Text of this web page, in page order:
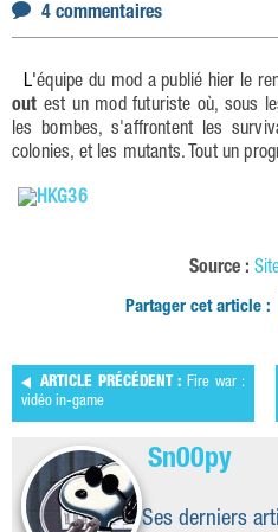
4 commentaires
L'équipe du mod a publié hier le
out est un mod futuriste où, sous
les bombes, s'affrontent les
colonies, et les mutants. Tout un
Source :
Partager cet article :
ARTICLE PRÉCÉDENT : Fire war :
vidéo in-game
Sn00py
Ses derniers